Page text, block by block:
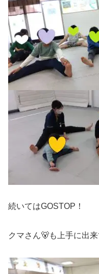
続いてはGOSTOP！
クマさん🐻も上手に出